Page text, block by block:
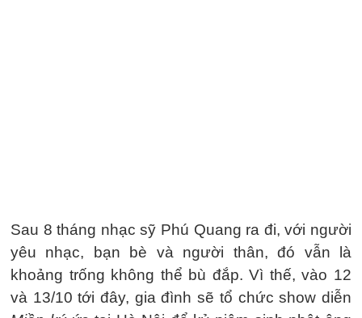
Sau 8 tháng nhạc sỹ Phú Quang ra đi, với người
yêu nhạc, bạn bè và người thân, đó vẫn là
khoảng trống không thể bù đắp. Vì thế, vào 12
và 13/10 tới đây, gia đình sẽ tổ chức show diễn